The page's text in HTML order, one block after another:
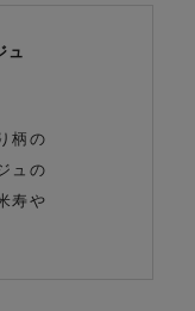
ュ
柄の
ュの
寿や